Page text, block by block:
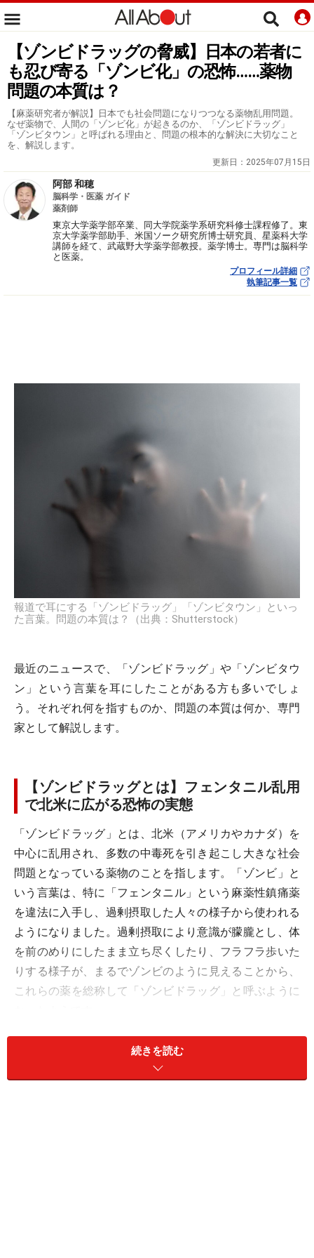
【ゾンビドラッグの脅威】日本の若者に
も忍び寄る「ゾンビ化」の恐怖……薬物
問題の本質は？
【麻薬研究者が解説】日本でも社会問題になりつつなる薬物乱用問題。
なぜ薬物で、人間の「ゾンビ化」が起きるのか、「ゾンビドラッグ」
「ゾンビタウン」と呼ばれる理由と、問題の根本的な解決に大切なこと
を、解説します。
更新日： 2025年07月15日
阿部 和穂
脳科学・医薬 ガイド
薬剤師
東京大学薬学部卒業、同大学院薬学系研究科修士課程修了。東
京大学薬学部助手、米国ソーク研究所博士研究員、星薬科大学
講師を経て、武蔵野大学薬学部教授。薬学博士。専門は脳科学
と医薬。
プロフィール詳細
執筆記事一覧
報道で耳にする「ゾンビドラッグ」「ゾンビタウン」といっ
た言葉。問題の本質は？（出典：Shutterstock）
最近のニュースで、「ゾンビドラッグ」や「ゾンビタウ
ン」という言葉を耳にしたことがある方も多いでしょ
う。それぞれ何を指すものか、問題の本質は何か、専門
家として解説します。
【ゾンビドラッグとは】フェンタニル乱用
で北米に広がる恐怖の実態
「ゾンビドラッグ」とは、北米（アメリカやカナダ）を
中心に乱用され、多数の中毒死を引き起こし大きな社会
問題となっている薬物のことを指します。「ゾンビ」と
いう言葉は、特に「フェンタニル」という麻薬性鎮痛薬
を違法に入手し、過剰摂取した人々の様子から使われる
ようになりました。過剰摂取により意識が朦朧とし、体
を前のめりにしたまま立ち尽くしたり、フラフラ歩いた
りする様子が、まるでゾンビのように見えることから、
これらの薬を総称して「ゾンビドラッグ」と呼ぶように
続きを読む